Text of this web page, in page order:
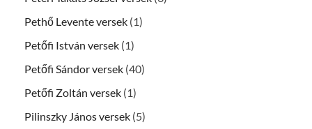
Pethő Levente versek (1)
Petőfi István versek (1)
Petőfi Sándor versek (40)
Petőfi Zoltán versek (1)
Pilinszky János versek (5)